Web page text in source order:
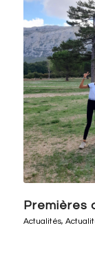
Premières
Actualités,